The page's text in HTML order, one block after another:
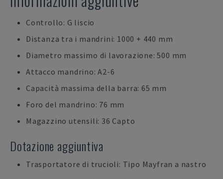
Controllo: G liscio
Distanza tra i mandrini: 1000 + 440 mm
Diametro massimo di lavorazione: 500 mm
Attacco mandrino: A2-6
Capacità massima della barra: 65 mm
Foro del mandrino: 76 mm
Magazzino utensili: 36 Capto
Dotazione aggiuntiva
Trasportatore di trucioli: Tipo Mayfran a nastro